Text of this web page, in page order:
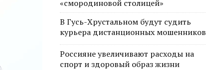
«смородиновой столицей»
В Гусь-Хрустальном будут судить
курьера дистанционных мошенников
Россияне увеличивают расходы на
спорт и здоровый образ жизни